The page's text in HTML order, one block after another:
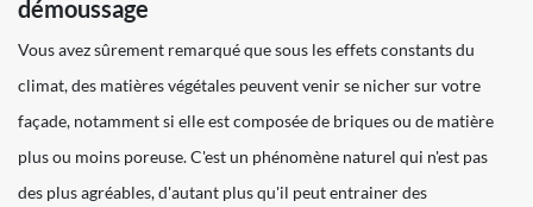
démoussage
Vous avez sûrement remarqué que sous les effets constants du
climat, des matières végétales peuvent venir se nicher sur votre
façade, notamment si elle est composée de briques ou de matière
plus ou moins poreuse. C'est un phénomène naturel qui n'est pas
des plus agréables, d'autant plus qu'il peut entrainer des